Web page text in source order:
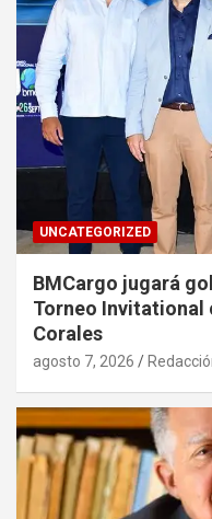
UNCATEGORIZED
BMCargo jugará
Torneo Invitational
Corales
agosto 7, 2026